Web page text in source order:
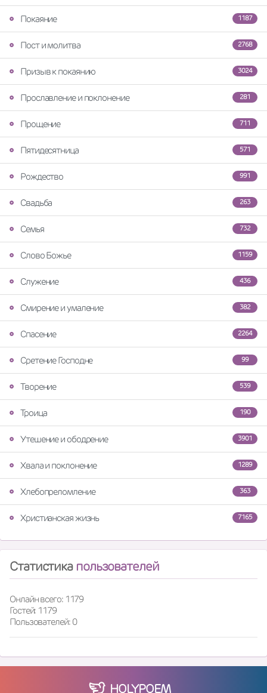
1187
Покаяние
2768
Пост и молитва
3024
Призыв к покаянию
281
Прославление и поклонение
711
Прощение
571
Пятидесятница
991
Рождество
263
Свадьба
732
Семья
1159
Слово Божье
436
Служение
382
Смирение и умаление
2264
Спасение
99
Сретение Господне
539
Творение
190
Троица
3901
Утешение и ободрение
1289
Хвала и поклонение
363
Хлебопреломление
7165
Христианская жизнь
Статистика пользователей
Онлайн всего: 1179
Гостей: 1179
Пользователей: 0
HOLYPOEM